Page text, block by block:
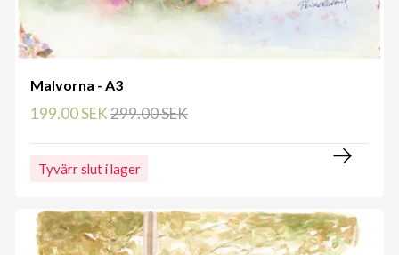
Malvorna - A3
199.00 SEK299.00 SEK
Tyvärr slut i lager